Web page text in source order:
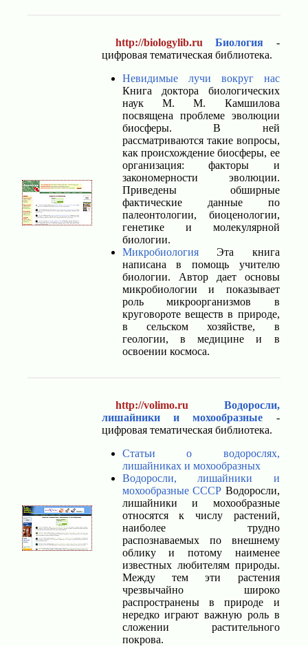
http://biologylib.ru Биология -
цифровая тематическая библиотека.
Невидимые лучи вокруг нас
Книга доктора биологических
наук М. М. Камшилова
посвящена проблеме эволюции
биосферы. В ней
рассматриваются такие вопросы,
как происхождение биосферы, ее
организация: факторы и
закономерности эволюции.
Приведены обширные
фактические данные по
палеонтологии, биоценологии,
генетике и молекулярной
биологии.
МикробиологияЭта книга
написана в помощь учителю
биологии. Автор дает основы
микробиологии и показывает
роль микроорганизмов в
круговороте веществ в природе,
в сельском хозяйстве, в
геологии, в медицине и в
освоении космоса.
http://volimo.ru
Водоросли,
лишайники и мохообразные -
цифровая тематическая библиотека.
Статьи о водорослях,
лишайниках и мохообразных
Водоросли, лишайники и
мохообразные СССР Водоросли,
лишайники и мохообразные
относятся к числу растений,
наиболее трудно
распознаваемых по внешнему
облику и потому наименее
известных любителям природы.
Между тем эти растения
чрезвычайно широко
распространены в природе и
нередко играют важную роль в
сложении растительного
покрова.